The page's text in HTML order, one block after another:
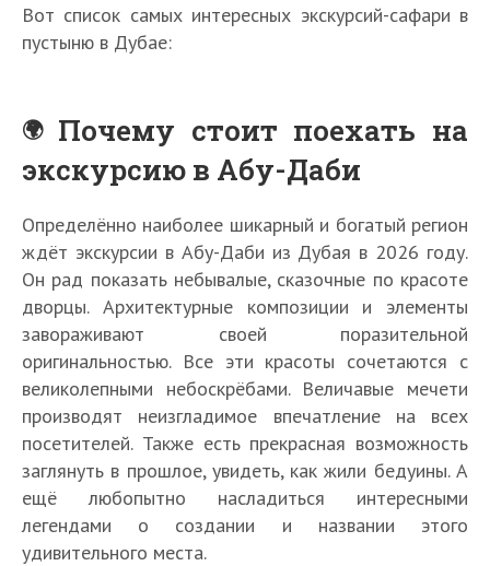
Вот список самых интересных экскурсий-сафари в
пустыню в Дубае:
Почему стоит поехать на
экскурсию в Абу-Даби
Определённо наиболее шикарный и богатый регион
ждёт экскурсии в Абу-Даби из Дубая в 2026 году.
Он рад показать небывалые, сказочные по красоте
дворцы. Архитектурные композиции и элементы
завораживают своей поразительной
оригинальностью. Все эти красоты сочетаются с
великолепными небоскрёбами. Величавые мечети
производят неизгладимое впечатление на всех
посетителей. Также есть прекрасная возможность
заглянуть в прошлое, увидеть, как жили бедуины. А
ещё любопытно насладиться интересными
легендами о создании и названии этого
удивительного места.